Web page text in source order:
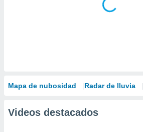
Mapa de nubosidad Radar de lluvia
Videos destacados